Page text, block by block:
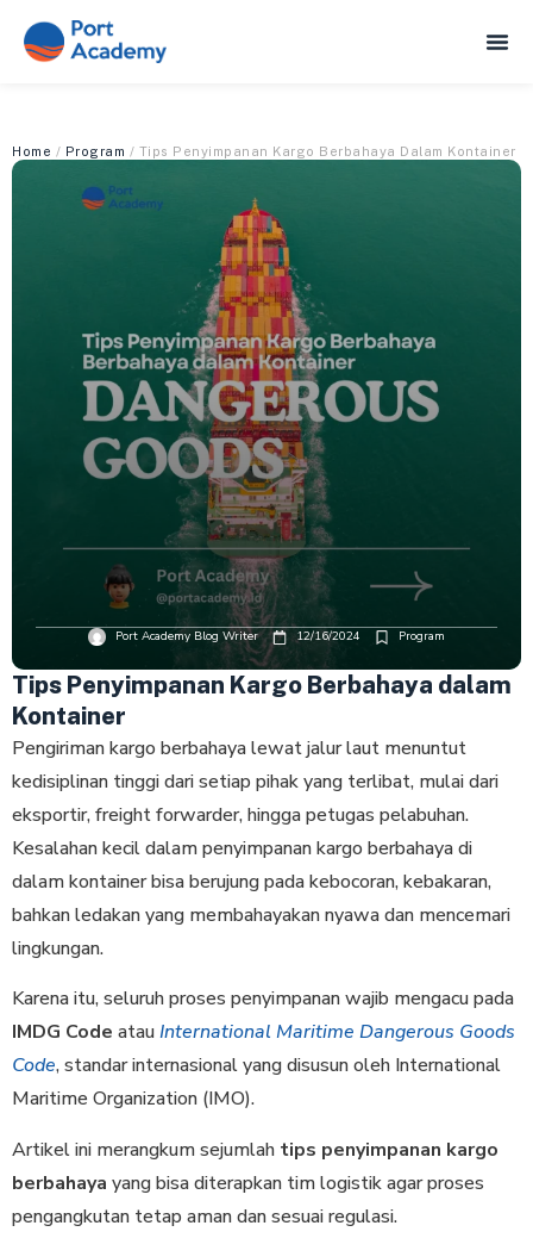
Home / Program / Tips Penyimpanan Kargo Berbahaya Dalam Kontainer
Port Academy Blog Writer 12/16/2024 Program
Tips Penyimpanan Kargo Berbahaya dalam
Kontainer
Pengiriman kargo berbahaya lewat jalur laut menuntut
kedisiplinan tinggi dari setiap pihak yang terlibat, mulai dari
eksportir, freight forwarder, hingga petugas pelabuhan.
Kesalahan kecil dalam penyimpanan kargo berbahaya di
dalam kontainer bisa berujung pada kebocoran, kebakaran,
bahkan ledakan yang membahayakan nyawa dan mencemari
lingkungan.
Karena itu, seluruh proses penyimpanan wajib mengacu pada
IMDG Code atauInternational Maritime Dangerous Goods
Code, standar internasional yang disusun oleh International
Maritime Organization (IMO).
Artikel ini merangkum sejumlah tips penyimpanan kargo
berbahaya yang bisa diterapkan tim logistik agar proses
pengangkutan tetap aman dan sesuai regulasi.